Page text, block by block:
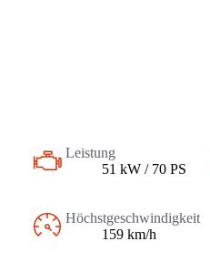
Leistung
51 kW / 70 PS
Höchstgeschwindigkeit
159 km/h